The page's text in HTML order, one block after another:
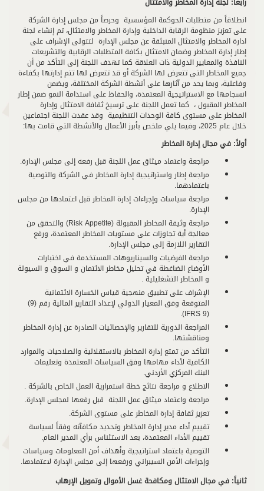
انطلاقاً من متطلبات الحوكمة المؤسسية وحرصاً من مجلس إدارة الشركة
على تعزيز منظومة الرقابة الداخلية وإدارة المخاطر والامتثال، تم إنشاء لجنة
ادارة المخاطر والامتثال المنبثقة عن مجلس الإدارة لتتولى الإشراف على
إطار إدارة المخاطر وضمان الامتثال بكافة المتطلبات الرقابية والتشريعات
النافذة والمعايير الدولية ذات العلاقة كما تهدف اللجنة إلى التأكد من أن
جميع المخاطر التي تتعرض لها الشركة أو قد تتعرض لها تتم إدارتها بكفاءة
وفاعلية، وبما يحد من آثارها على أنشطة الشركة المختلفة، ويضمن
انسجامها مع الاستراتيجية المعتمدة، والحفاظ على استدامة النمو ضمن إطار
المخاطر المقبول ، كما تعمل اللجنة على ترسيخ ثقافة الامتثال وإدارة
المخاطر على مستوى كافة الوحدات التنظيمية وقد عقدت اللجنة اجتماعين
خلال عام 2025، وفيما يلي ملخص بأبرز الأعمال والأنشطة التي قامت بها:
أولاً: في مجال إدارة المخاطر
مراجعة واعتماد ميثاق عمل اللجنة قبل رفعه إلى مجلس الإدارة.
مراجعة إطار واستراتيجية إدارة المخاطر في الشركة والتوصية
باعتمادهما.
مراجعة سياسات وإجراءات إدارة المخاطر قبل اعتمادها من مجلس
الإدارة.
مراجعة وثيقة المخاطر المقبولة (Risk Appetite) والتحقق من
معالجة أية تجاوزات على مستويات المخاطر المعتمدة، ورفع
التقارير اللازمة إلى مجلس الإدارة.
مراجعة الفرضيات والسيناريوهات المستخدمة في اختبارات
الأوضاع الضاغطة في تحليل مخاطر الائتمان و السوق و السيولة
و المخاطر التشغليلية .
الإشراف على تطبيق منهجية قياس الخسارة الائتمانية
المتوقعة وفق المعيار الدولي لإعداد التقارير المالية رقم (9)
(IFRS 9).
المراجعة الدورية للتقارير والإحصائيات الصادرة عن إدارة المخاطر
ومناقشتها.
التأكد من تمتع إدارة المخاطر بالاستقلالية والصلاحيات والموارد
الكافية لأداء مهامها وفق السياسات المعتمدة وتعليمات
البنك المركزي الأردني.
الاطلاع و مراجعة نتائج خطة استمرارية العمل الخاص بالشركة .
مراجعة واعتماد ميثاق عمل اللجنة قبل رفعها لمجلس الإدارة.
تعزيز ثقافة إدارة المخاطر على مستوى الشركة.
تقييم أداء مدير إدارة المخاطر وتحديد مكافآته وفقاً لسياسة
تقييم الأداء المعتمدة، بعد الاستئناس برأي المدير العام.
التوصية باعتماد استراتيجية وأهداف أمن المعلومات وسياسات
وإجراءات الأمن السيبراني ورفعها إلى مجلس الإدارة لاعتمادها.
ثانياً: في مجال الامتثال ومكافحة غسل الأموال وتمويل الإرهاب